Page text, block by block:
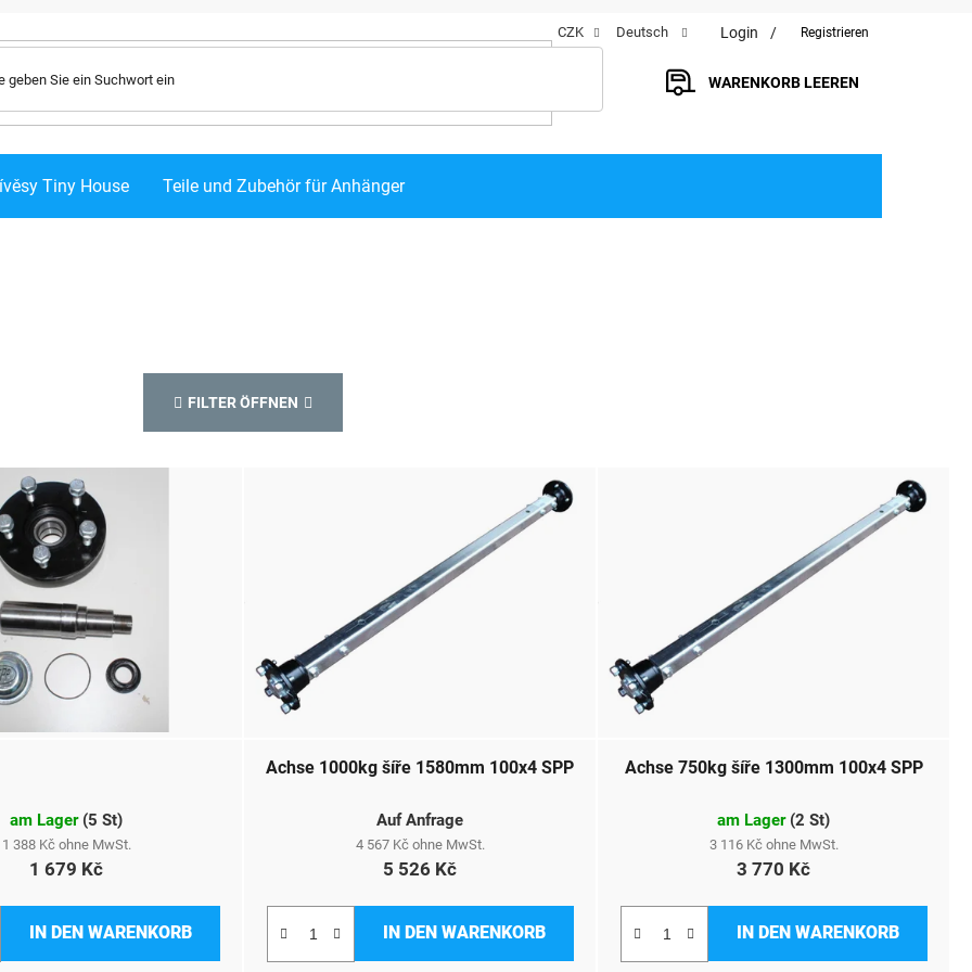
CZK Deutsch Login Registrieren
WARENKORB LEEREN
Tiny House Teile und Zubehör für Anhänger
FILTER ÖFFNEN
am Lager (5 St)
1 388 Kč ohne MwSt.
1 679 Kč
IN DEN WARENKORB
Achse 1000kg šíře 1580mm 100x4 SPP
Auf Anfrage
4 567 Kč ohne MwSt.
5 526 Kč
IN DEN WARENKORB
Achse 750kg šíře 1300mm 100x4 SPP
am Lager (2 St)
3 116 Kč ohne MwSt.
3 770 Kč
IN DEN WARENKORB